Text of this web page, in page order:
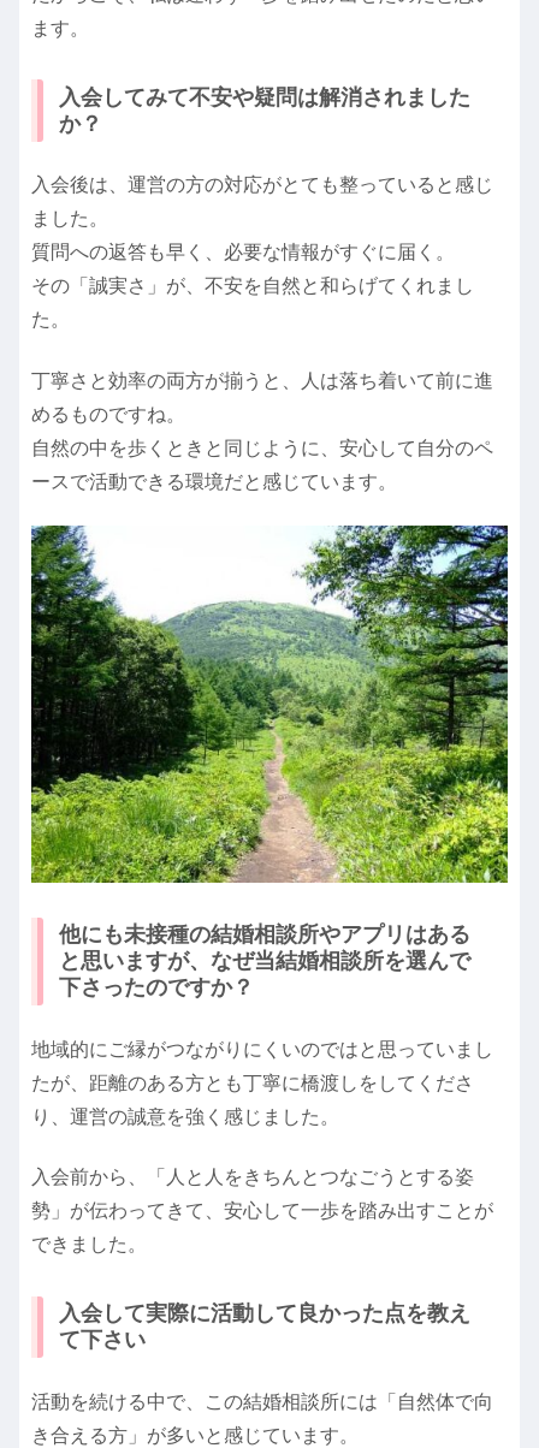
ます。
入会してみて不安や疑問は解消されました
か？
入会後は、運営の方の対応がとても整っていると感じ
ました。
質問への返答も早く、必要な情報がすぐに届く。
その「誠実さ」が、不安を自然と和らげてくれまし
た。
丁寧さと効率の両方が揃うと、人は落ち着いて前に進
めるものですね。
自然の中を歩くときと同じように、安心して自分のペ
ースで活動できる環境だと感じています。
他にも未接種の結婚相談所やアプリはある
と思いますが、なぜ当結婚相談所を選んで
下さったのですか？
地域的にご縁がつながりにくいのではと思っていまし
たが、距離のある方とも丁寧に橋渡しをしてくださ
り、運営の誠意を強く感じました。
入会前から、「人と人をきちんとつなごうとする姿
勢」が伝わってきて、安心して一歩を踏み出すことが
できました。
入会して実際に活動して良かった点を教え
て下さい
活動を続ける中で、この結婚相談所には「自然体で向
き合える方」が多いと感じています。